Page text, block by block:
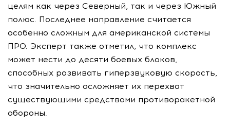
целям как через Северный, так и через Южный
полюс. Последнее направление считается
особенно сложным для американской системы
ПРО. Эксперт также отметил, что комплекс
может нести до десяти боевых блоков,
способных развивать гиперзвуковую скорость,
что значительно осложняет их перехват
существующими средствами противоракетной
обороны.